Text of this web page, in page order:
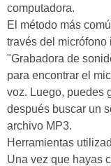
computadora.
El método más
través del micrófono
"Grabadora de
para encontrar el
voz. Luego, puedes
después buscar un
archivo MP3.
Herramientas
Una vez que hayas